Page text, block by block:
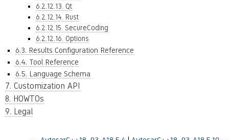
6.2.12.13. Qt
6.2.12.14. Rust
6.2.12.15. SecureCoding
6.2.12.16. Options
6.3. Results Configuration Reference
6.4. Tool Reference
6.5. Language Schema
7. Customization API
8. HOWTOs
9. Legal